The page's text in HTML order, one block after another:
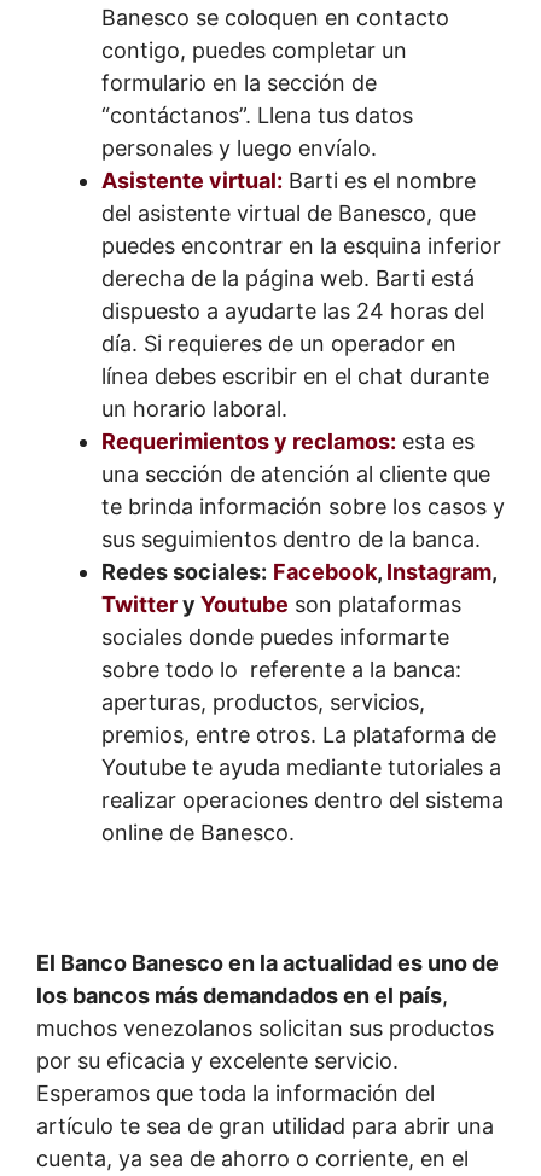
Banesco se coloquen en contacto
contigo, puedes completar un
formulario en la sección de
“contáctanos”. Llena tus datos
personales y luego envíalo.
Asistente virtual: Barti es el nombre
del asistente virtual de Banesco, que
puedes encontrar en la esquina inferior
derecha de la página web. Barti está
dispuesto a ayudarte las 24 horas del
día. Si requieres de un operador en
línea debes escribir en el chat durante
un horario laboral.
Requerimientos y reclamos: esta es
una sección de atención al cliente que
te brinda información sobre los casos y
sus seguimientos dentro de la banca.
Redes sociales: Facebook, Instagram,
Twittery Youtube son plataformas
sociales donde puedes informarte
sobre todo lo referente a la banca:
aperturas, productos, servicios,
premios, entre otros. La plataforma de
Youtube te ayuda mediante tutoriales a
realizar operaciones dentro del sistema
online de Banesco.
El Banco Banesco en la actualidad es uno de
los bancos más demandados en el país,
muchos venezolanos solicitan sus productos
por su eficacia y excelente servicio.
Esperamos que toda la información del
artículo te sea de gran utilidad para abrir una
cuenta, ya sea de ahorro o corriente, en el